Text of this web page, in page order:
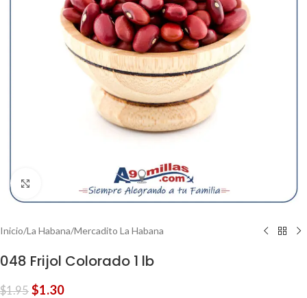
Inicio/La Habana/Mercadito La Habana
048 Frijol Colorado 1 lb
$1.95 $1.30